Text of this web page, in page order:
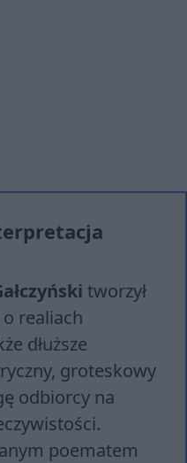
tworzył
realiach
dłuższe
groteskowy
odbiorcy na
poematem